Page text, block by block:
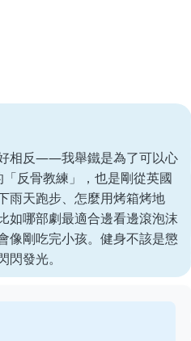
相反——我舉鐵是為了可以心
反骨教練」，也是剛從英國
雨天跑步、怎麼用烤箱烤地
如哪部劇最適合邊看邊滾泡沫
像剛吃完小孩。健身不該是懲
發光。